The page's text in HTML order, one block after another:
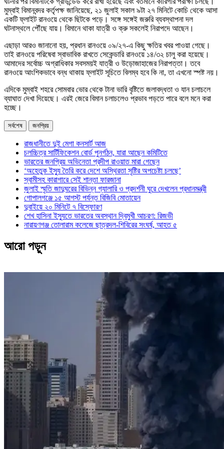
মুম্বাই বিমানবন্দর কর্তৃপক্ষ জানিয়েছে, ২১ জুলাই সকাল ৯টা ২৭ মিনিটে কোচি থেকে আসা
একটি ফ্লাইট রানওয়ে থেকে ছিটকে পড়ে। সঙ্গে সঙ্গেই জরুরি ব্যবস্থাপনা দল
ঘটনাস্থলে পৌঁছে যায়। বিমানে থাকা যাত্রী ও ক্রু সকলেই নিরাপদে আছেন।
এছাড়া আরও জানানো হয়, প্রধান রানওয়ে ০৯/২৭-এ কিছু ক্ষতির খবর পাওয়া গেছে।
তাই রানওয়ে পরিষেবা স্বাভাবিক রাখতে সেকেন্ডারি রানওয়ে ১৪/৩২ চালু করা হয়েছে।
আমাদের সর্বোচ্চ অগ্রাধিকার সবসময়ই যাত্রী ও উড়োজাহাজের নিরাপত্তা। তবে
রানওয়ে আংশিকভাবে বন্ধ থাকায় ফ্লাইট সূচিতে বিলম্ব হবে কি না, তা এখনো স্পষ্ট নয়।
এদিকে মুম্বাই শহরে সোমবার ভোর থেকে টানা ভারি বৃষ্টিতে জলাবদ্ধতা ও যান চলাচলে
ব্যাঘাত দেখা দিয়েছে। এরই জেরে বিমান চলাচলেও প্রভাব পড়তে পারে বলে মনে করা
হচ্ছে।
সর্বশেষ জনপ্রিয়
রাজধানীতে দুই মেগা কনসার্ট আজ
চলচ্চিত্র সার্টিফিকেশন বোর্ড পুনর্গঠন, যারা আছেন কমিটিতে
ভারতের জনপ্রিয় অভিনেতা প্রদীপ রাওয়াত মারা গেছেন
‘অহেতুক ইস্যু তৈরি করে দেশে অস্থিরতা সৃষ্টির অপচেষ্টা চলছে’
স্বামীসহ কারাগারে সেই শান্তা ফারজানা
জুলাই স্মৃতি জাদুঘরের বিভিন্ন গ্যালারি ও প্রদর্শনী ঘুরে দেখলেন প্রধানমন্ত্রী
গোপালগঞ্জে ১৫ আগস্ট পর্যন্ত বিজিবি মোতায়েন
দুবাইয়ে ২০ মিনিটে ৭ বিস্ফোরণ
শেখ হাসিনা ইস্যুতে ভারতের অবস্থান দ্বিমুখী আচরণ: রিজভী
নারায়ণগঞ্জ তোলারাম কলেজে ছাত্রদল-শিবিরের সংঘর্ষ, আহত ৫
আরো পড়ুন